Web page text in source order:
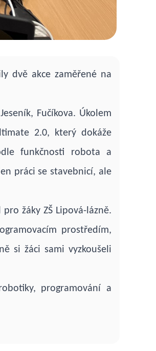
dvě akce zaměřené na
Fučíkova. Úkolem
2.0, který dokáže
funkčnosti robota a
práci se stavebnicí, ale
žáky ZŠ Lipová-lázně.
prostředím,
si žáci sami vyzkoušeli
programování a